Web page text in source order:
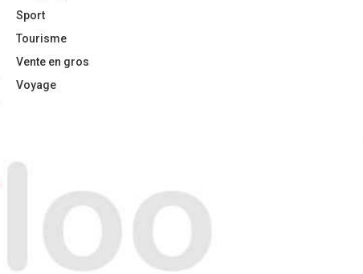
Sport
Tourisme
Vente en gros
Voyage